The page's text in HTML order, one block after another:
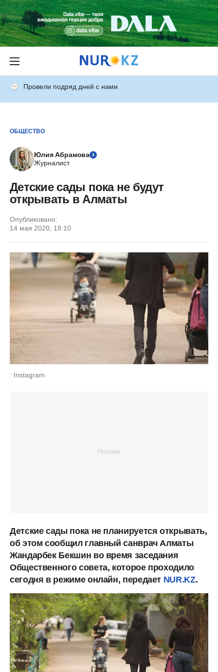
Провели подряд дней с нами
ОБЩЕСТВО
Юлия Абрамова
Журналист
Детские сады пока не будут
открывать в Алматы
Опубликовано:
14 мая 2020, 18:10
: Instagram
Детские сады пока не планируется открывать,
об этом сообщил главный санврач Алматы
Жандарбек Бекшин во время заседания
Общественного совета, которое проходило
сегодня в режиме онлайн, передает NUR.KZ.